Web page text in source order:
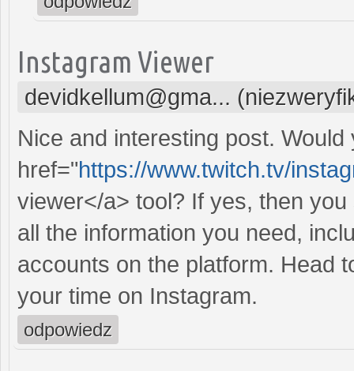
Instagram Viewer
devidkellum@gma...
Nice and interesting post.
href="https://www.twitch.tv/
viewer</a> tool? If yes, then
all the information you need,
accounts on the platform. Head
your time on Instagram.
odpowiedz